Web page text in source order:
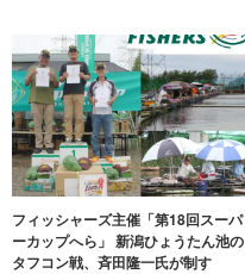
フィッシャーズ主催「第18回スーパ
ーカップへら」 新潟ひょうたん池の
タフコン戦、斉田隆一氏が制す